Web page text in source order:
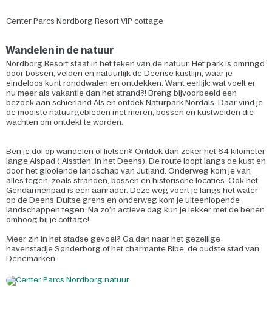
Center Parcs Nordborg Resort VIP cottage
Wandelen in de natuur
Nordborg Resort staat in het teken van de natuur. Het park is omringd
door bossen, velden en natuurlijk de Deense kustlijn, waar je
eindeloos kunt ronddwalen en ontdekken. Want eerlijk: wat voelt er
nu meer als vakantie dan het strand?! Breng bijvoorbeeld een
bezoek aan schierland Als en ontdek Naturpark Nordals. Daar vind je
de mooiste natuurgebieden met meren, bossen en kustweiden die
wachten om ontdekt te worden.
Ben je dol op wandelen of fietsen? Ontdek dan zeker het 64 kilometer
lange Alspad (‘Alsstien’ in het Deens). De route loopt langs de kust en
door het glooiende landschap van Jutland. Onderweg kom je van
alles tegen, zoals stranden, bossen en historische locaties. Ook het
Gendarmenpad is een aanrader. Deze weg voert je langs het water
op de Deens-Duitse grens en onderweg kom je uiteenlopende
landschappen tegen. Na zo’n actieve dag kun je lekker met de benen
omhoog bij je cottage!
Meer zin in het stadse gevoel? Ga dan naar het gezellige
havenstadje Sønderborg of het charmante Ribe, de oudste stad van
Denemarken.